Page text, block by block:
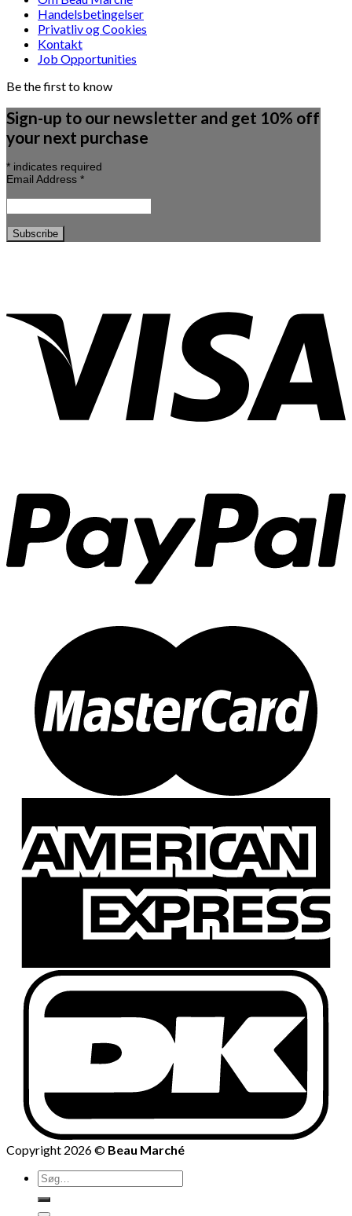
Handelsbetingelser
Privatliv og Cookies
Kontakt
Job Opportunities
Be the first to know
Sign-up to our newsletter and get 10% off
your next purchase
* indicates required
Email Address *
Copyright 2026 © Beau Marché
Søg
efter: